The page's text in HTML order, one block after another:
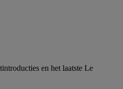
en het laatste Le